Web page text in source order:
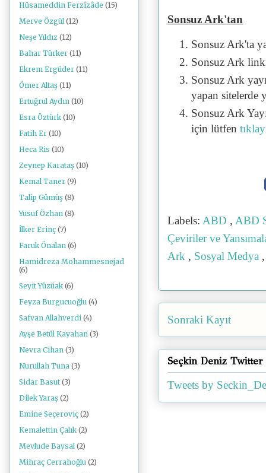
Sonsuz Ark'tan
Sonsuz Ark'ta
Sonsuz Ark
Sonsuz Ark
yapan sitelerde
Sonsuz Ark
için lütfen
Labels: ABD , ABD
Çeviriler ve
Ark , Sosyal Medya
Sonraki Kayıt
Seçkin Deniz Twitter
Tweets by
Hüsameddin Ferzîzâde (15)
Merve Özgül (12)
Neşe Yıldız (12)
Bahar Türker (11)
Ekrem Ergüder (11)
Ömer Altaş (11)
Ertuğrul Aydın (10)
Esra Öztürk (10)
Fatih Er (10)
Heca Ris (10)
Zeynep Karataş (10)
Kemal Taner (9)
Talip Gümüş (8)
Yusuf Özhan (8)
İlker Erinç (7)
Faruk Önalan (6)
Hamidreza Mohammesnejad
(6)
Seyit Yüzüak (6)
Feyza Burgucuoğlu (4)
Safvan Allahverdi (4)
Ayşe Betül Kayahan (3)
Nevra Cihan (3)
Nurullah Tuna (3)
Sidar Basut (3)
Dilek Yaraş (2)
Emine Seçeroviç (2)
Kemalettin Çalık (2)
Mevlude Baysal (2)
Mihraç Cerrahoğlu (2)